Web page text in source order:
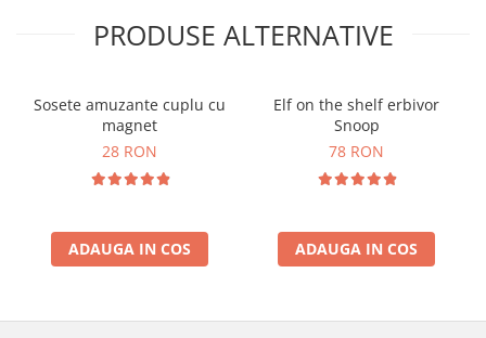
PRODUSE ALTERNATIVE
Sosete amuzante cuplu cu
magnet
28 RON
ADAUGA IN COS
Elf on the shelf erbivor
Snoop
78 RON
ADAUGA IN COS